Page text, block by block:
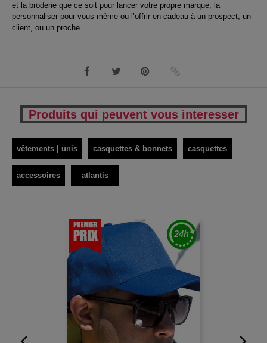
et la broderie que ce soit pour lancer votre propre marque, la
personnaliser pour vous-même ou l’offrir en cadeau à un prospect, un
client, ou un proche.
Produits qui peuvent vous interesser
vêtements | unis casquettes & bonnets casquettes
accessoires atlantis